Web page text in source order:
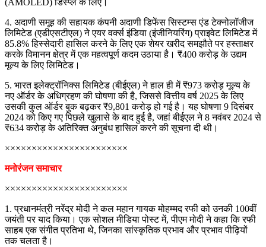
(AMOLED) डिस्प्ले के लिए।
4. अदाणी समूह की सहायक कंपनी अदाणी डिफेंस सिस्टम्स एंड टेक्नोलॉजीज
लिमिटेड (एडीएसटीएल) ने एयर वर्क्स इंडिया (इंजीनियरिंग) प्राइवेट लिमिटेड में
85.8% हिस्सेदारी हासिल करने के लिए एक शेयर खरीद समझौते पर हस्ताक्षर
करके विमानन क्षेत्र में एक महत्वपूर्ण कदम उठाया है। ₹400 करोड़ के उद्यम
मूल्य के लिए लिमिटेड।
5. भारत इलेक्ट्रॉनिक्स लिमिटेड (बीईएल) ने हाल ही में ₹973 करोड़ मूल्य के
नए ऑर्डर के अधिग्रहण की घोषणा की है, जिससे वित्तीय वर्ष 2025 के लिए
उसकी कुल ऑर्डर बुक बढ़कर ₹9,801 करोड़ हो गई है। यह घोषणा 9 दिसंबर
2024 को किए गए पिछले खुलासे के बाद हुई है, जहां बीईएल ने 8 नवंबर 2024 से
₹634 करोड़ के अतिरिक्त अनुबंध हासिल करने की सूचना दी थी।
×××××××××××××××××××××××
मनोरंजन समाचार
×××××××××××××××××××××××
1. प्रधानमंत्री नरेंद्र मोदी ने कल महान गायक मोहम्मद रफी को उनकी 100वीं
जयंती पर याद किया। एक सोशल मीडिया पोस्ट में, पीएम मोदी ने कहा कि रफी
साहब एक संगीत प्रतिभा थे, जिनका सांस्कृतिक प्रभाव और प्रभाव पीढ़ियों
तक चलता है।